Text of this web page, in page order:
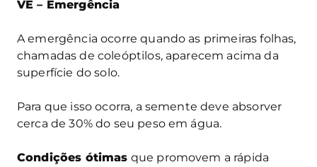
VE – Emergência
A emergência ocorre quando as primeiras folhas,
chamadas de coleóptilos, aparecem acima da
superfície do solo.
Para que isso ocorra, a semente deve absorver
cerca de 30% do seu peso em água.
Condições ótimas que promovem a rápida